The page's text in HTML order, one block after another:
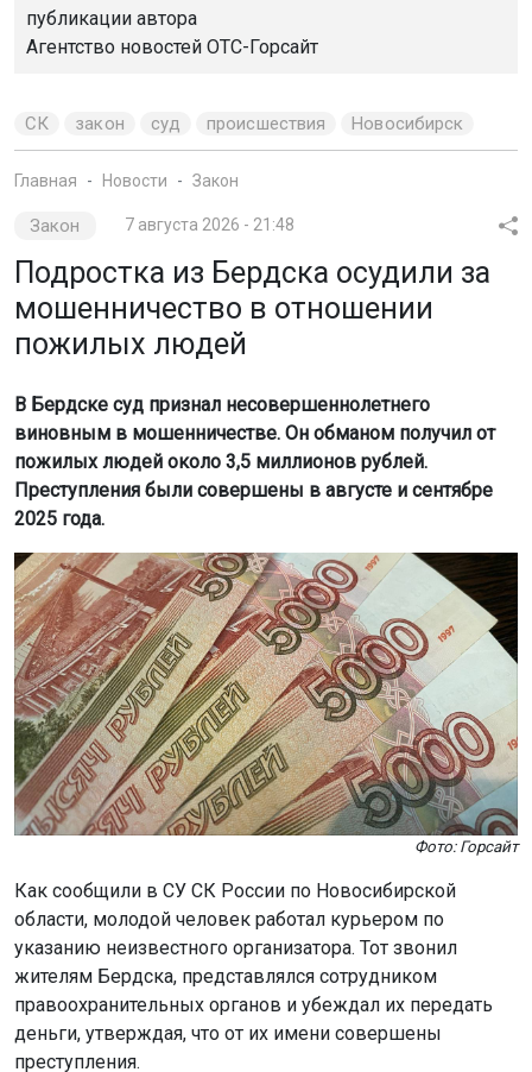
публикации автора
Агентство новостей ОТС-Горсайт
СК закон суд происшествия Новосибирск
Главная Новости Закон
Закон 7 августа 2026 - 21:48
Подростка из Бердска осудили за
мошенничество в отношении
пожилых людей
В Бердске суд признал несовершеннолетнего
виновным в мошенничестве. Он обманом получил от
пожилых людей около 3,5 миллионов рублей.
Преступления были совершены в августе и сентябре
2025 года.
Фото: Горсайт
Как сообщили в СУ СК России по Новосибирской
области, молодой человек работал курьером по
указанию неизвестного организатора. Тот звонил
жителям Бердска, представлялся сотрудником
правоохранительных органов и убеждал их передать
деньги, утверждая, что от их имени совершены
преступления.